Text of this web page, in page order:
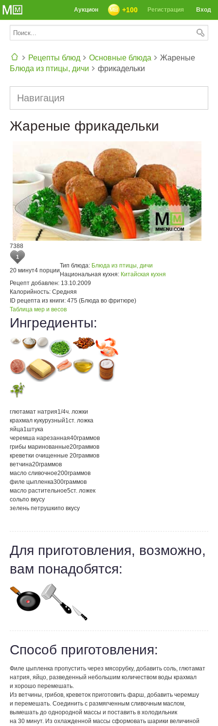
Вход
Регистрация
+100
Аукцион
Рецепты блюд
Основные блюда
Блюда из птицы, дичи
Жареные
фрикадельки
Навигация
Жареные фрикадельки
7388
1
20 минут4 порции
Тип блюда: Блюда из птицы, дичи
Национальная кухня: Китайская кухня
Рецепт добавлен: 13.10.2009
Калорийность: Средняя
ID рецепта из книги: 475 (Блюда во фритюре)
Таблица мер и весов
Ингредиенты:
глютaмат натрия1/4ч. ложки
крахмал кукурузный1ст. ложка
яйца1штука
черемша нарезанная40граммов
грибы маринованные20граммов
креветки очищенные 20граммов
ветчина20граммов
масло сливочное200граммов
филе цыпленка300граммов
масло растительное5ст. ложек
сольпо вкусу
зелень петрушкипо вкусу
Для приготовления, возможно,
вам понадобятся:
Способ приготовления:
Филе цыпленка пропустить через мясорубку, добавить соль, глютамат
натрия, яйцо, разведенный небольшим количеством воды крахмал
и хорошо перемешать.
Из ветчины, грибов, креветок приготовить фарш, добавить черемшу
и перемешать. Соединить с размягченным сливочным маслом,
вымешать до однородной массы и поставить в холодильник
на 30 минут. Из охлажденной массы сформовать шарики величиной